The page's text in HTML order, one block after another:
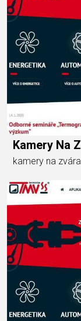
Kamery Na
kamery na